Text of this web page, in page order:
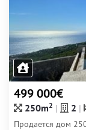
499 000€
250m2 2
Продается дом